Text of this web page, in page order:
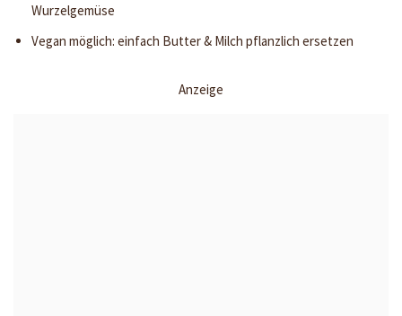
Wurzelgemüse
Vegan möglich: einfach Butter & Milch pflanzlich ersetzen
Anzeige